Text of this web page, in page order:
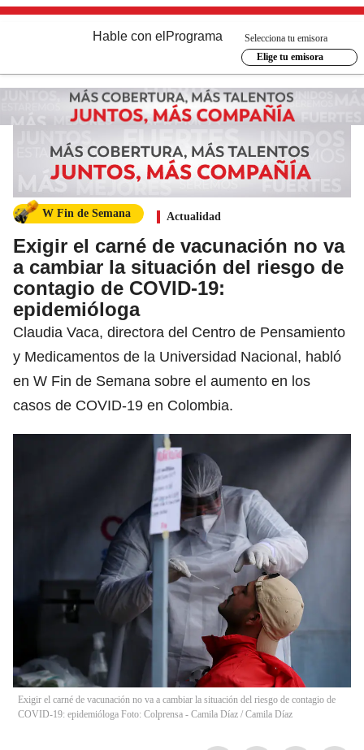
Hable con el Programa
Selecciona tu emisora
Elige tu emisora
W Fin de Semana Actualidad
Exigir el carné de vacunación no va
a cambiar la situación del riesgo de
contagio de COVID-19:
epidemióloga
Claudia Vaca, directora del Centro de Pensamiento
y Medicamentos de la Universidad Nacional, habló
en W Fin de Semana sobre el aumento en los
casos de COVID-19 en Colombia.
Exigir el carné de vacunación no va a cambiar la situación del riesgo de contagio de
COVID-19: epidemióloga Foto: Colprensa - Camila Díaz / Camila Díaz